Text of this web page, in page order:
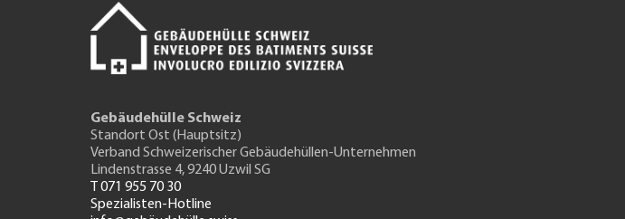
Gebäudehülle Schweiz
Standort Ost (Hauptsitz)
Verband Schweizerischer Gebäudehüllen-Unternehmen
Lindenstrasse 4, 9240 Uzwil SG
T 071 955 70 30
Spezialisten-Hotline